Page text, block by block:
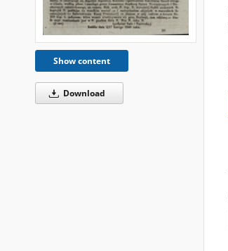
Show content
Download